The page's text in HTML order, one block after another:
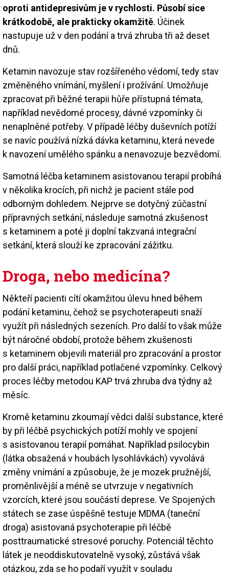
oproti antidepresivům je v rychlosti. Působí sice
krátkodobě, ale prakticky okamžitě. Účinek
nastupuje už v den podání a trvá zhruba tři až deset
dnů.
Ketamin navozuje stav rozšířeného vědomí, tedy stav
změněného vnímání, myšlení i prožívání. Umožňuje
zpracovat při běžné terapii hůře přístupná témata,
například nevědomé procesy, dávné vzpomínky či
nenaplněné potřeby. V případě léčby duševních potíží
se navíc používá nízká dávka ketaminu, která nevede
k navození umělého spánku a nenavozuje bezvědomí.
Samotná léčba ketaminem asistovanou terapií probíhá
v několika krocích, při nichž je pacient stále pod
odborným dohledem. Nejprve se dotyčný zúčastní
přípravných setkání, následuje samotná zkušenost
s ketaminem a poté ji doplní takzvaná integrační
setkání, která slouží ke zpracování zážitku.
Droga, nebo medicína?
Někteří pacienti cítí okamžitou úlevu hned během
podání ketaminu, čehož se psychoterapeuti snaží
využít při následných sezeních. Pro další to však může
být náročné období, protože během zkušenosti
s ketaminem objevili materiál pro zpracování a prostor
pro další práci, například potlačené vzpomínky. Celkový
proces léčby metodou KAP trvá zhruba dva týdny až
měsíc.
Kromě ketaminu zkoumají vědci další substance, které
by při léčbě psychických potíží mohly ve spojení
s asistovanou terapií pomáhat. Například psilocybin
(látka obsažená v houbách lysohlávkách) vyvolává
změny vnímání a způsobuje, že je mozek pružnější,
proměnlivější a méně se utvrzuje v negativních
vzorcích, které jsou součástí deprese. Ve Spojených
státech se zase úspěšně testuje MDMA (taneční
droga) asistovaná psychoterapie při léčbě
posttraumatické stresové poruchy. Potenciál těchto
látek je neoddiskutovatelně vysoký, zůstává však
otázkou, zda se ho podaří využít v souladu